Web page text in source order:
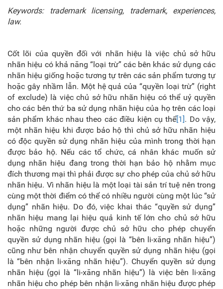
Keywords: trademark licensing, trademark, experiences,
law.
Cốt lõi của quyền đối với nhãn hiệu là việc chủ sở hữu
nhãn hiệu có khả năng “loại trừ” các bên khác sử dụng các
nhãn hiệu giống hoặc tương tự trên các sản phẩm tương tự
hoặc gây nhầm lẫn. Một hệ quả của “quyền loại trừ” (right
of exclude) là việc chủ sở hữu nhãn hiệu có thể uỷ quyền
cho các bên thứ ba sử dụng nhãn hiệu của họ trên các loại
sản phẩm khác nhau theo các điều kiện cụ thể[1]. Do vậy,
một nhãn hiệu khi được bảo hộ thì chủ sở hữu nhãn hiệu
có độc quyền sử dụng nhãn hiệu của mình trong thời hạn
được bảo hộ. Nếu các tổ chức, cá nhân khác muốn sử
dụng nhãn hiệu đang trong thời hạn bảo hộ nhằm mục
đích thương mại thì phải được sự cho phép của chủ sở hữu
nhãn hiệu. Vì nhãn hiệu là một loại tài sản trí tuệ nên trong
cùng một thời điểm có thể có nhiều người cùng một lúc “sử
dụng” nhãn hiệu. Do đó, việc khai thác “quyền sử dụng”
nhãn hiệu mang lại hiệu quả kinh tế lớn cho chủ sở hữu
hoặc những người được chủ sở hữu cho phép chuyển
quyền sử dụng nhãn hiệu (gọi là “bên li-xăng nhãn hiệu”)
cũng như bên nhận chuyển quyền sử dụng nhãn hiệu (gọi
là “bên nhận li-xăng nhãn hiệu”). Chuyển quyền sử dụng
nhãn hiệu (gọi là “li-xăng nhãn hiệu”) là việc bên li-xăng
nhãn hiệu cho phép bên nhận li-xăng nhãn hiệu được phép